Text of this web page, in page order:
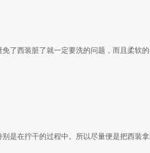
了西装脏了就一定要洗的问题，而且柔软
是在拧干的过程中。所以尽量便是把西装